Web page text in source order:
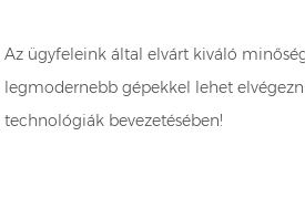
Az ügyfeleink által elvárt kiváló
legmodernebb gépekkel lehet
technológiák bevezetésében!